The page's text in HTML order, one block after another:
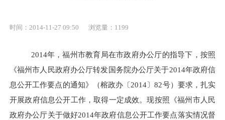
时间：2014-11-27 09:50 浏览量：1199
2014年，福州市教育局在市政府办公厅的指导下，按照
《福州市人民政府办公厅转发国务院办公厅关于2014年政府信
息公开工作要点的通知》（榕政办〔2014〕82号）要求， 扎实
开展政府信息公开工作，取得一定成效。现按照《福州市人民
政府办公厅关于做好2014年政府信息公开工作要点落实情况督